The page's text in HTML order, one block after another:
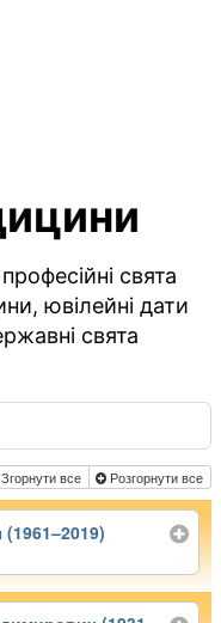
свята
ювілейні дати
свята
все Розгорнути все
(1961–2019)